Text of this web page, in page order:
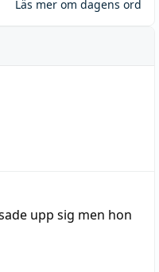
Läs mer om dagens ord
upp sig men hon